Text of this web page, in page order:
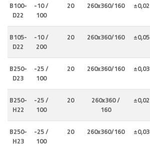
B100-
D22
-10 /
100
20 260x360/160 ±0,02
B105-
D22
-10 /
200
20 260x360/160 ±0,05
B250-
D23
-25 /
100
20 260x360/160 ±0,03
B250-
H22
-25 /
100
20
260x360 /
160
±0,02
B250-
H23
-25 /
100
20 260x360/160 ±0,03